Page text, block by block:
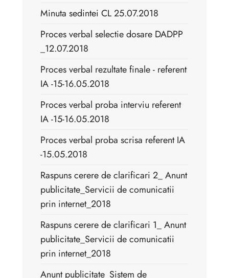
Minuta sedintei CL 25.07.2018
Proces verbal selectie dosare DADPP
_12.07.2018
Proces verbal rezultate finale - referent
IA -15-16.05.2018
Proces verbal proba interviu referent
IA -15-16.05.2018
Proces verbal proba scrisa referent IA
-15.05.2018
Raspuns cerere de clarificari 2_ Anunt
publicitate_Servicii de comunicatii
prin internet_2018
Raspuns cerere de clarificari 1_ Anunt
publicitate_Servicii de comunicatii
prin internet_2018
Anunt publicitate_Sistem de